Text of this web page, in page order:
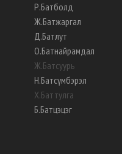
Р.Батболд
Ж.Батжаргал
Д.Батлут
О.Батнайрамдал
Ж.Батсуурь
Н.Батсүмбэрэл
Х.Баттулга
Б.Батцэцэг